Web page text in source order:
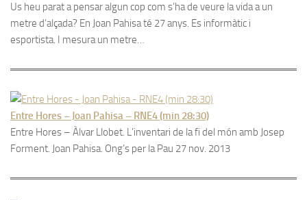
Us heu parat a pensar algun cop com s’ha de veure la vida a un
metre d’alçada? En Joan Pahisa té 27 anys. Es informàtic i
esportista. I mesura un metre…
Entre Hores – Joan Pahisa – RNE4 (min 28:30)
Entre Hores – Àlvar Llobet. L’inventari de la fi del món amb Josep
Forment. Joan Pahisa. Ong’s per la Pau 27 nov. 2013